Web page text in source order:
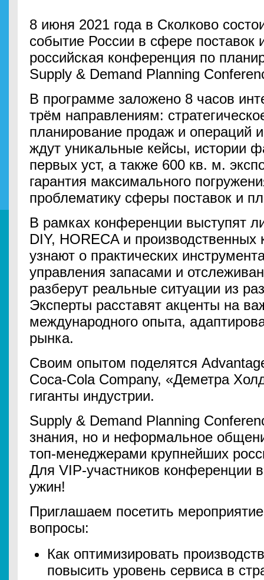
8 июня 2021 года в Сколково
событие России в сфере поставок
российская конференция по
Supply & Demand Planning
В программе заложено 8 часов
трём направлениям:
планирование продаж и операций
ждут уникальные кейсы, истории
первых уст, а также 600 кв. м.
гарантия максимального
проблематику сферы поставок и
В рамках конференции выступят
DIY, HORECA и производственных
узнают о практических
управления запасами и
разберут реальные ситуации из
Эксперты расставят акценты на
международного опыта,
рынка.
Своим опытом поделятся
Coca-Cola Company, «Деметра
гиганты индустрии.
Supply & Demand Planning
знания, но и неформальное
топ-менеджерами крупнейших
Для VIP-участников конференции
ужин!
Приглашаем посетить
вопросы:
Как оптимизировать
повысить уровень сервиса в